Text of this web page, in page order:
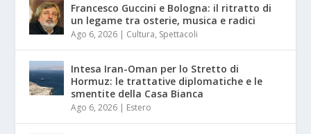
Francesco Guccini e Bologna: il ritratto di
un legame tra osterie, musica e radici
Ago 6, 2026 | Cultura, Spettacoli
Intesa Iran-Oman per lo Stretto di
Hormuz: le trattative diplomatiche e le
smentite della Casa Bianca
Ago 6, 2026 | Estero